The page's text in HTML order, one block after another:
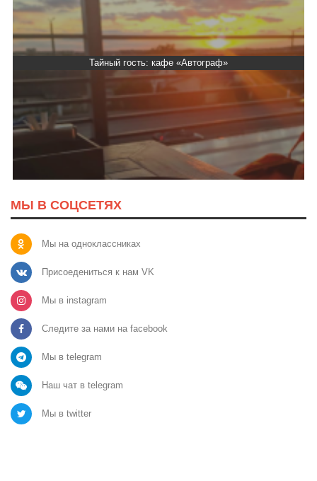
Тайный гость: доставка Капибара
МЫ В СОЦСЕТЯХ
Мы на одноклассниках
Присоедениться к нам VK
Мы в instagram
Следите за нами на facebook
Мы в telegram
Наш чат в telegram
Мы в twitter